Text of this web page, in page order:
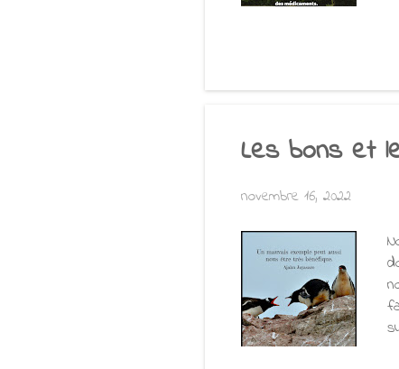
Les bons et
novembre 16, 2022